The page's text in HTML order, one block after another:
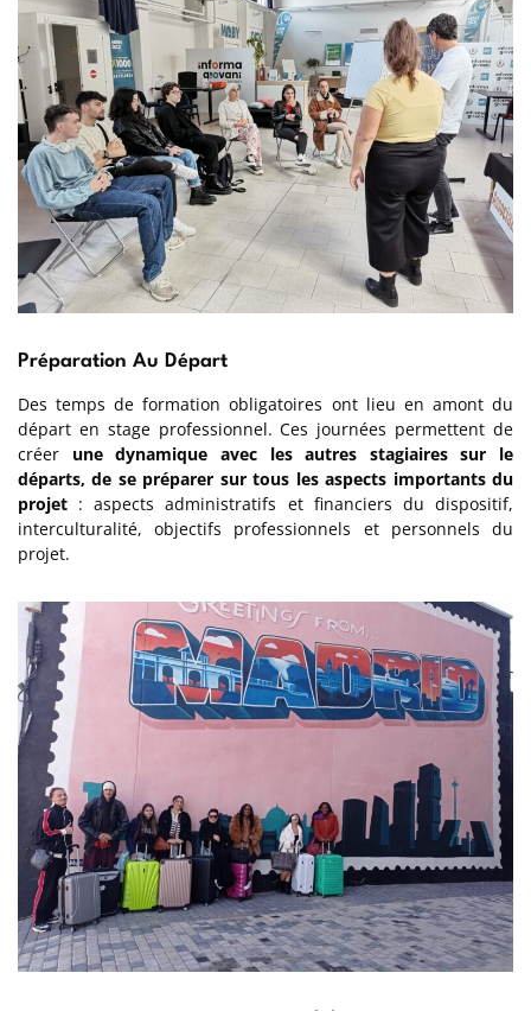
Préparation Au Départ
Des temps de formation obligatoires ont lieu en amont du
départ en stage professionnel. Ces journées permettent de
créer une dynamique avec les autres stagiaires sur le
départs, de se préparer sur tous les aspects importants du
projet : aspects administratifs et financiers du dispositif,
interculturalité, objectifs professionnels et personnels du
projet.